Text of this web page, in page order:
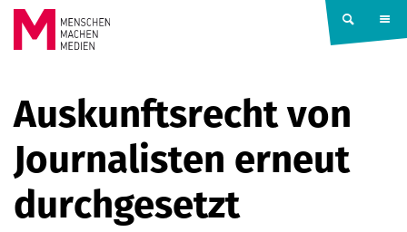
Springe zum Inhalt
MACHEN
MEDIEN
Auskunftsrecht von
Journalisten erneut
durchgesetzt